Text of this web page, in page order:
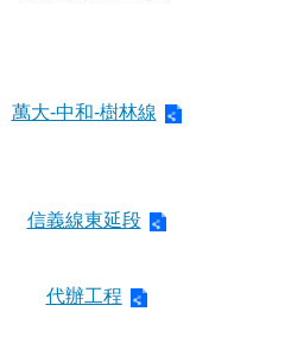
萬大-中和-樹林線
信義線東延段
代辦工程